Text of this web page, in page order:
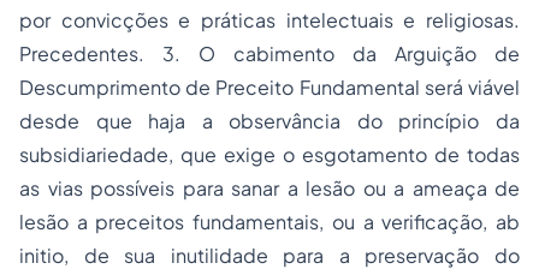
por convicções e práticas intelectuais e religiosas.
Precedentes. 3. O cabimento da Arguição de
Descumprimento de Preceito Fundamental será viável
desde que haja a observância do princípio da
subsidiariedade, que exige o esgotamento de todas
as vias possíveis para sanar a lesão ou a ameaça de
lesão a preceitos fundamentais, ou a verificação, ab
initio, de sua inutilidade para a preservação do